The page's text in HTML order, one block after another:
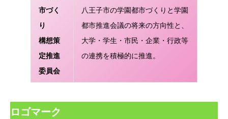
市づく
り
構想策
定推進
委員会
八王子市の学園都市づくりと学園
都市推進会議の将来の方向性と、
大学・学生・市民・企業・行政等
の連携を積極的に推進。
ロゴマーク